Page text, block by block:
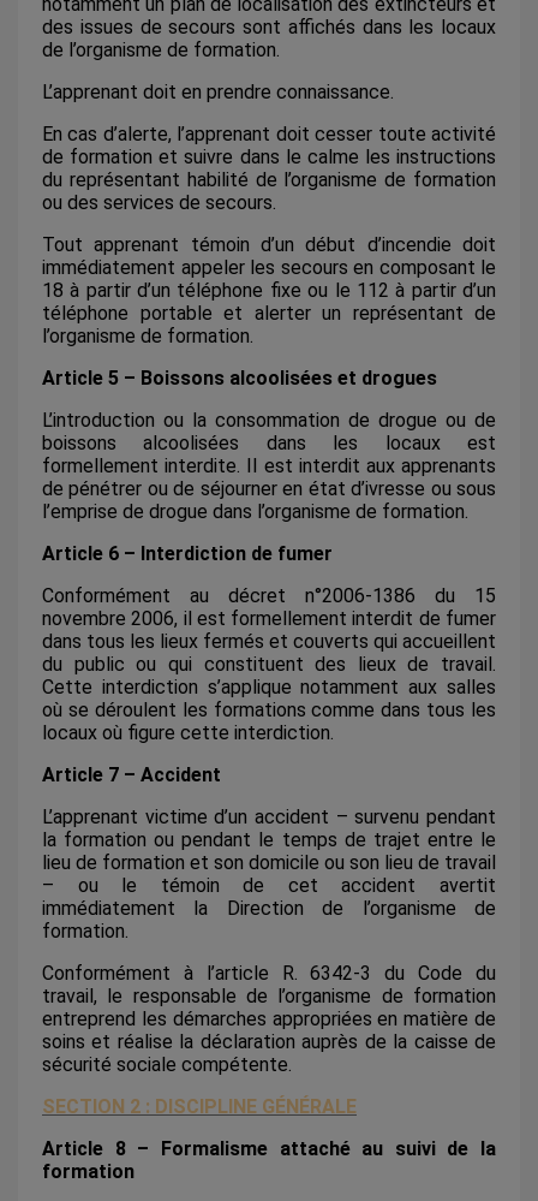
des issues de secours sont affichés dans les locaux
de l’organisme de formation.
L’apprenant doit en prendre connaissance.
En cas d’alerte, l’apprenant doit cesser toute activité
de formation et suivre dans le calme les instructions
du représentant habilité de l’organisme de formation
ou des services de secours.
Tout apprenant témoin d’un début d’incendie doit
immédiatement appeler les secours en composant le
18 à partir d’un téléphone fixe ou le 112 à partir d’un
téléphone portable et alerter un représentant de
l’organisme de formation.
Article 5 – Boissons alcoolisées et drogues
L’introduction ou la consommation de drogue ou de
boissons alcoolisées dans les locaux est
formellement interdite. Il est interdit aux apprenants
de pénétrer ou de séjourner en état d’ivresse ou sous
l’emprise de drogue dans l’organisme de formation.
Article 6 – Interdiction de fumer
Conformément au décret n°2006-1386 du 15
novembre 2006, il est formellement interdit de fumer
dans tous les lieux fermés et couverts qui accueillent
du public ou qui constituent des lieux de travail.
Cette interdiction s’applique notamment aux salles
où se déroulent les formations comme dans tous les
locaux où figure cette interdiction.
Article 7 – Accident
L’apprenant victime d’un accident – survenu pendant
la formation ou pendant le temps de trajet entre le
lieu de formation et son domicile ou son lieu de travail
– ou le témoin de cet accident avertit
immédiatement la Direction de l’organisme de
formation.
Conformément à l’article R. 6342-3 du Code du
travail, le responsable de l’organisme de formation
entreprend les démarches appropriées en matière de
soins et réalise la déclaration auprès de la caisse de
sécurité sociale compétente.
SECTION 2 : DISCIPLINE GÉNÉRALE
Article 8 – Formalisme attaché au suivi de la
formation